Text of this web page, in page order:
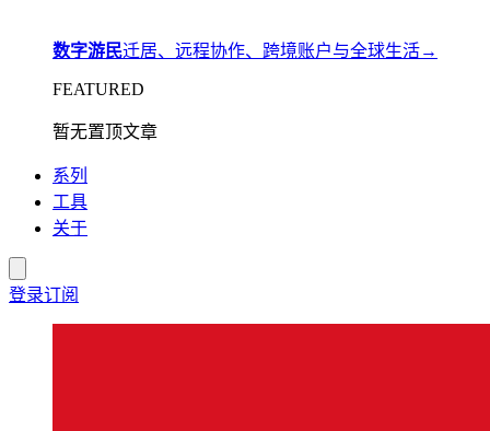
数字游民迁居、远程协作、跨境账户与全球生活→
FEATURED
暂无置顶文章
系列
工具
关于
登录订阅